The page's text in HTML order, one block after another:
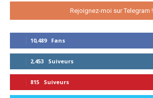
Rejoignez-moi sur Telegram !
10,489 Fans
2,453 Suiveurs
815 Suiveurs